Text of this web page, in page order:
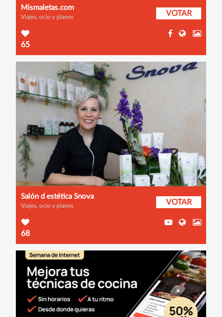
Mismaletas.com
Viajes, ocio y planes VOTAR
65
Salón d estética Snova
Viajes, ocio y planes VOTAR
68